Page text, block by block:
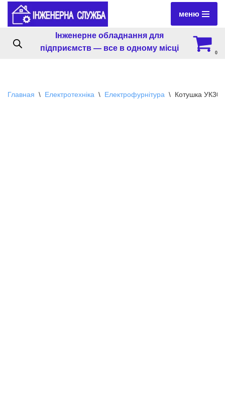
Перейти
содержимому
меню
Інженерне обладнання для
підприємств — все в одному місці
0
Главная \ Електротехніка \ Електрофурнітура \ Котушка УК30